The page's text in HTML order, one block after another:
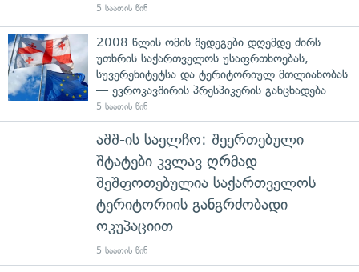
5 საათის წინ
2008 წლის ომის შედეგები დღემდე ძირს
უთხრის საქართველოს უსაფრთხოებას,
სუვერენიტეტსა და ტერიტორიულ მთლიანობას
— ევროკავშირის პრესპიკერის განცხადება
5 საათის წინ
აშშ-ის საელჩო: შეერთებული
შტატები კვლავ ღრმად
შეშფოთებულია საქართველოს
ტერიტორიის განგრძობადი
ოკუპაციით
5 საათის წინ